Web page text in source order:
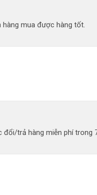
hàng mua được hàng tốt.
đổi/trả hàng miễn phí trong